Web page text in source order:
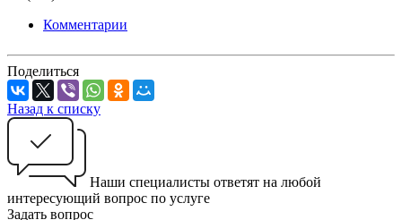
Комментарии
Поделиться
Назад к списку
Наши специалисты ответят на любой
интересующий вопрос по услуге
Задать вопрос